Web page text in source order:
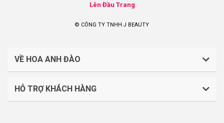
Lên Đầu Trang
© CÔNG TY TNHH J BEAUTY
VỀ HOA ANH ĐÀO
CÔNG TY TNHH J BEAUTY
HỖ TRỢ KHÁCH HÀNG